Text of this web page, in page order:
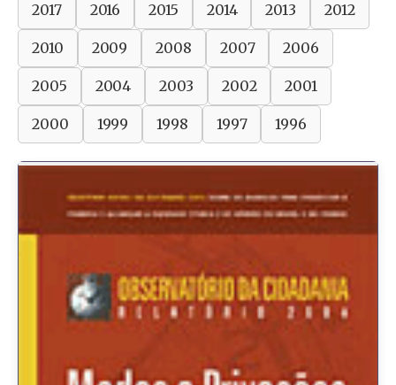
2017 2016 2015 2014 2013 2012
2010 2009 2008 2007 2006
2005 2004 2003 2002 2001
2000 1999 1998 1997 1996